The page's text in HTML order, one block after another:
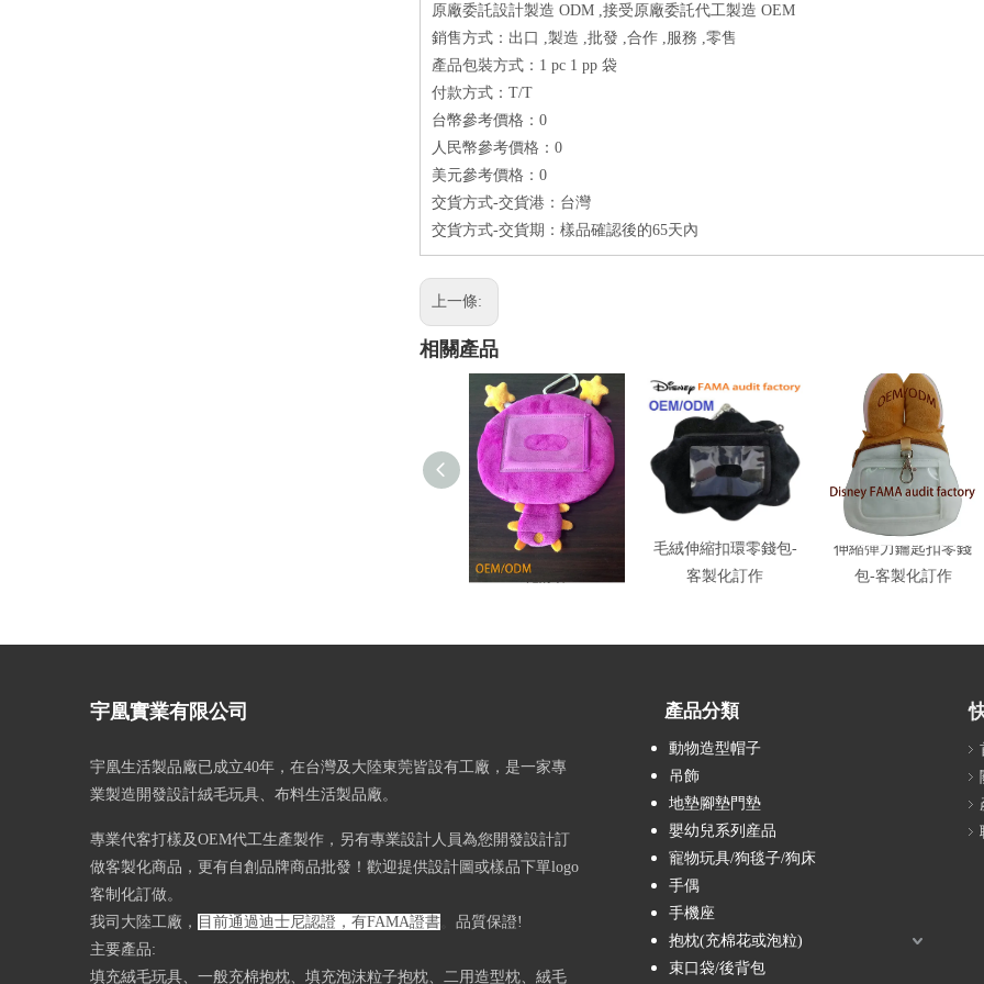
原廠委託設計製造 ODM ,接受原廠委託代工製造 OEM
銷售方式：出口 ,製造 ,批發 ,合作 ,服務 ,零售
產品包裝方式：1 pc 1 pp 袋
付款方式：T/T
台幣參考價格：0
人民幣參考價格：0
美元參考價格：0
交貨方式-交貨港：台灣
交貨方式-交貨期：樣品確認後的65天內
上一條:
相關產品
伸縮扣環零錢包-客製
化訂作
毛絨伸縮扣環零錢包-
客製化訂作
伸縮彈力鑰匙扣零錢
包-客製化訂作
宇凰實業有限公司
宇凰生活製品廠已成立40年，在台灣及大陸東莞皆設有工廠，是一家專
業製造開發設計絨毛玩具、布料生活製品廠。
專業代客打樣及OEM代工生產製作，另有專業設計人員為您開發設計訂
做客製化商品，更有自創品牌商品批發！歡迎提供設計圖或樣品下單logo
客制化訂做。
我司大陸工廠， 目前通過迪士尼認證，有FAMA證書
品質保證!
主要產品:
填充絨毛玩具、一般充棉抱枕、填充泡沫粒子抱枕、二用造型枕、絨毛
產品分類
動物造型帽子
吊飾
地墊腳墊門墊
嬰幼兒系列産品
寵物玩具/狗毯子/狗床
手偶
手機座
抱枕(充棉花或泡粒)
束口袋/後背包